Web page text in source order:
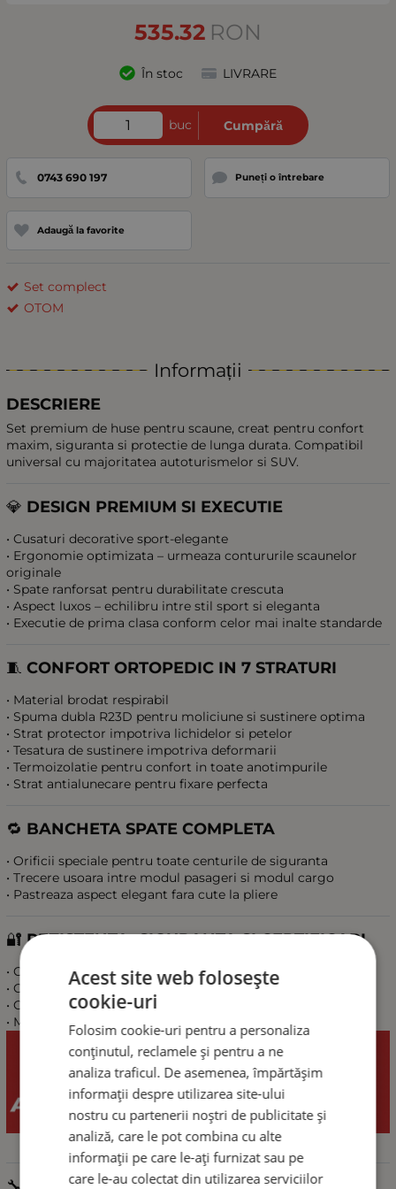
535.32 RON
În stoc LIVRARE
buc Cumpără
0743 690 197 Puneți o întrebare
Adaugă la favorite
Set complect
OTOM
Informații
DESCRIERE
Set premium de huse pentru scaune, creat pentru confort
maxim, siguranta si protectie de lunga durata. Compatibil
universal cu majoritatea autoturismelor si SUV.
💎 DESIGN PREMIUM SI EXECUTIE
• Cusaturi decorative sport-elegante
• Ergonomie optimizata – urmeaza contururile scaunelor
originale
• Spate ranforsat pentru durabilitate crescuta
• Aspect luxos – echilibru intre stil sport si eleganta
• Executie de prima clasa conform celor mai inalte standarde
🧵 CONFORT ORTOPEDIC IN 7 STRATURI
• Material brodat respirabil
• Spuma dubla R23D pentru moliciune si sustinere optima
• Strat protector impotriva lichidelor si petelor
• Tesatura de sustinere impotriva deformarii
• Termoizolatie pentru confort in toate anotimpurile
• Strat antialunecare pentru fixare perfecta
🔁 BANCHETA SPATE COMPLETA
• Orificii speciale pentru toate centurile de siguranta
• Trecere usoara intre modul pasageri si modul cargo
• Pastreaza aspect elegant fara cute la pliere
🔐REZISTENTA, SIGURANTA SI CERTIFICARI
• Cusatura airbag certificata TUV
• Certificare ISO pentru calitate
• OEKO-TEX Standard 100 – materiale sigure
• Martindale 100 000 cicluri – rezistenta extrema
Acest site web folosește
cookie-uri
Folosim cookie-uri pentru a personaliza
conținutul, reclamele și pentru a ne
analiza traficul. De asemenea, împărtășim
informații despre utilizarea site-ului
nostru cu partenerii noștri de publicitate și
analiză, care le pot combina cu alte
informații pe care le-ați furnizat sau pe
care le-au colectat din utilizarea serviciilor